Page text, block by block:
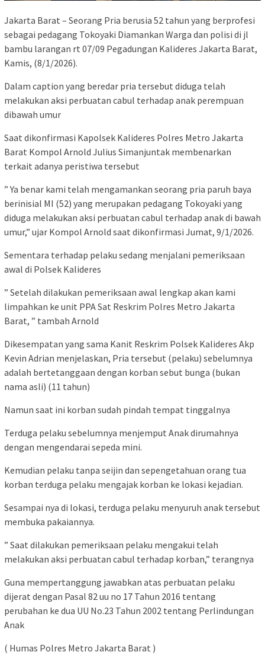
Jakarta Barat – Seorang Pria berusia 52 tahun yang berprofesi
sebagai pedagang Tokoyaki Diamankan Warga dan polisi di jl
bambu larangan rt 07/09 Pegadungan Kalideres Jakarta Barat,
Kamis, (8/1/2026).
Dalam caption yang beredar pria tersebut diduga telah
melakukan aksi perbuatan cabul terhadap anak perempuan
dibawah umur
Saat dikonfirmasi Kapolsek Kalideres Polres Metro Jakarta
Barat Kompol Arnold Julius Simanjuntak membenarkan
terkait adanya peristiwa tersebut
” Ya benar kami telah mengamankan seorang pria paruh baya
berinisial MI (52) yang merupakan pedagang Tokoyaki yang
diduga melakukan aksi perbuatan cabul terhadap anak di bawah
umur,” ujar Kompol Arnold saat dikonfirmasi Jumat, 9/1/2026.
Sementara terhadap pelaku sedang menjalani pemeriksaan
awal di Polsek Kalideres
” Setelah dilakukan pemeriksaan awal lengkap akan kami
limpahkan ke unit PPA Sat Reskrim Polres Metro Jakarta
Barat, ” tambah Arnold
Dikesempatan yang sama Kanit Reskrim Polsek Kalideres Akp
Kevin Adrian menjelaskan, Pria tersebut (pelaku) sebelumnya
adalah bertetanggaan dengan korban sebut bunga (bukan
nama asli) (11 tahun)
Namun saat ini korban sudah pindah tempat tinggalnya
Terduga pelaku sebelumnya menjemput Anak dirumahnya
dengan mengendarai sepeda mini.
Kemudian pelaku tanpa seijin dan sepengetahuan orang tua
korban terduga pelaku mengajak korban ke lokasi kejadian.
Sesampai nya di lokasi, terduga pelaku menyuruh anak tersebut
membuka pakaiannya.
” Saat dilakukan pemeriksaan pelaku mengakui telah
melakukan aksi perbuatan cabul terhadap korban,” terangnya
Guna mempertanggung jawabkan atas perbuatan pelaku
dijerat dengan Pasal 82 uu no 17 Tahun 2016 tentang
perubahan ke dua UU No.23 Tahun 2002 tentang Perlindungan
Anak
( Humas Polres Metro Jakarta Barat )